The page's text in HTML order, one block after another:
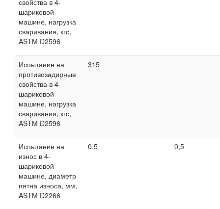
шариковой
машине, нагрузка
сваривания, кгс,
ASTM D2596
Испытание на
противозадирные
свойства в 4-
шариковой
машине, нагрузка
сваривания, кгс,
ASTM D2596
315
Испытание на
износ в 4-
шариковой
машине, диаметр
пятна износа, мм,
ASTM D2266
0,5 0,5